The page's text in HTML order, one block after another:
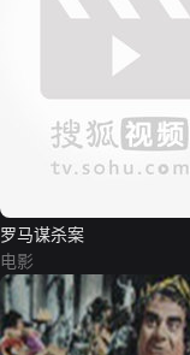
罗马谋杀案
电影